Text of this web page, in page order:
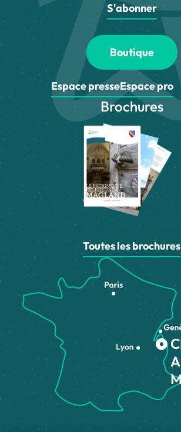
S'abonner
Boutique
Espace presseEspace pro
Brochures
Toutes les brochures